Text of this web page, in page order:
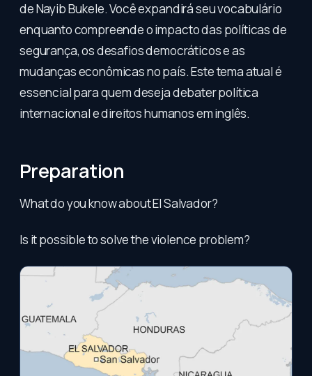
de Nayib Bukele. Você expandirá seu vocabulário
enquanto compreende o impacto das políticas de
segurança, os desafios democráticos e as
mudanças econômicas no país. Este tema atual é
essencial para quem deseja debater política
internacional e direitos humanos em inglês.
Preparation
What do you know about El Salvador?
Is it possible to solve the violence problem?